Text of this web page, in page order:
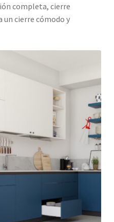
completa, cierre
un cierre cómodo y